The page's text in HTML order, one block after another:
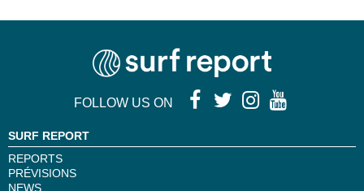
FOLLOW US ON
SURF REPORT
REPORTS
PRÉVISIONS
NEWS